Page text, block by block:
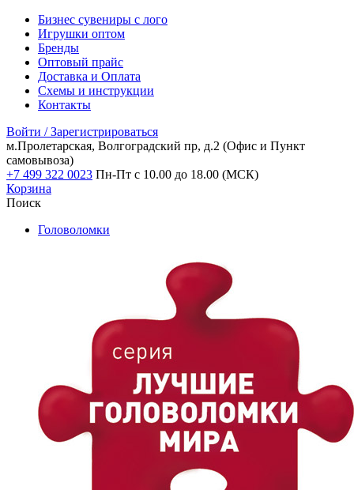
Бизнес сувениры с лого
Игрушки оптом
Бренды
Оптовый прайс
Доставка и Оплата
Схемы и инструкции
Контакты
Войти / Зарегистрироваться
м.Пролетарская, Волгоградский пр, д.2 (Офис и Пункт
самовывоза)
+7 499 322 0023 Пн-Пт с 10.00 до 18.00 (МСК)
Корзина
Поиск
Головоломки